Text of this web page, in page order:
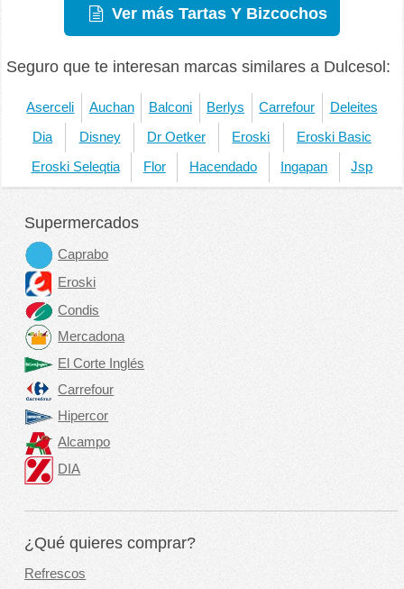
Ver más Tartas Y Bizcochos
Seguro que te interesan marcas similares a Dulcesol:
Aserceli Auchan Balconi Berlys Carrefour Deleites
Dia Disney Dr Oetker Eroski Eroski Basic
Eroski Seleqtia Flor Hacendado Ingapan Jsp
Supermercados
Caprabo
Eroski
Condis
Mercadona
El Corte Inglés
Carrefour
Hipercor
Alcampo
DIA
¿Qué quieres comprar?
Refrescos